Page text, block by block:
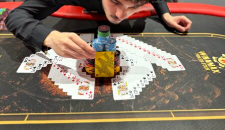
Hugo Lemaire 34 100
Manuel Bevand 33 500
Franck Kalfon 29 500
Steven Van Zadelhoff 27 400
Daniel Bergmann 23 000
Stephan Gérin 18 000
Fabrice Soulier 17 400
Cliquez ici pour suivre le LIVE COVERAGE de ce
WPT Diamond Championship